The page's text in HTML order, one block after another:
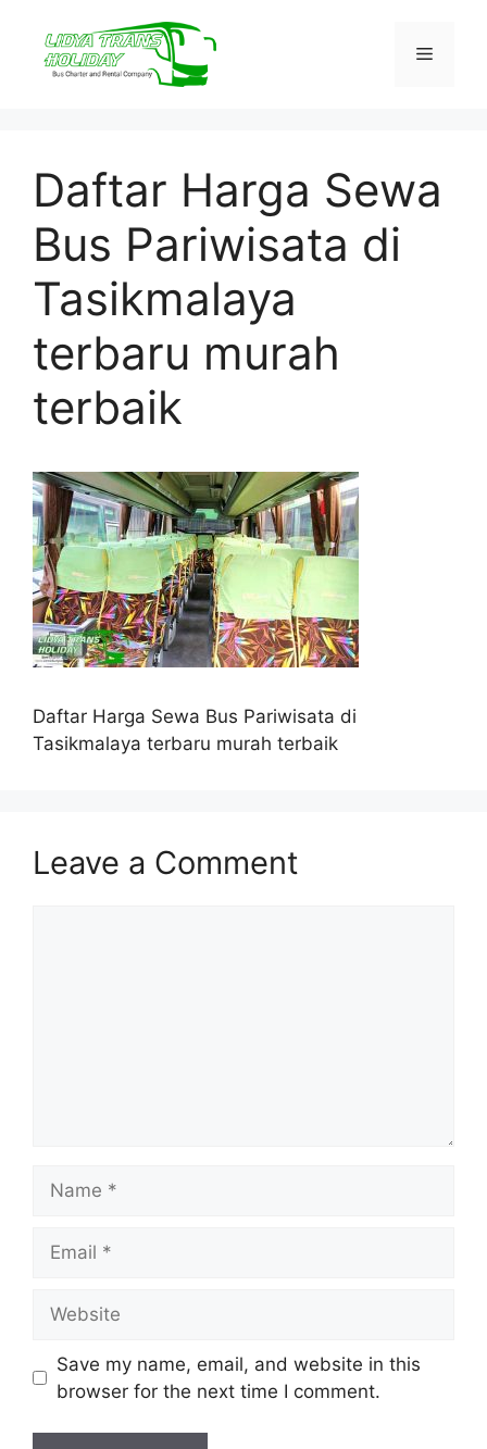
content
Menu
Daftar Harga Sewa
Bus Pariwisata di
Tasikmalaya
terbaru murah
terbaik
Daftar Harga Sewa Bus Pariwisata di
Tasikmalaya terbaru murah terbaik
Leave a Comment
Save my name, email, and website in this
browser for the next time I comment.